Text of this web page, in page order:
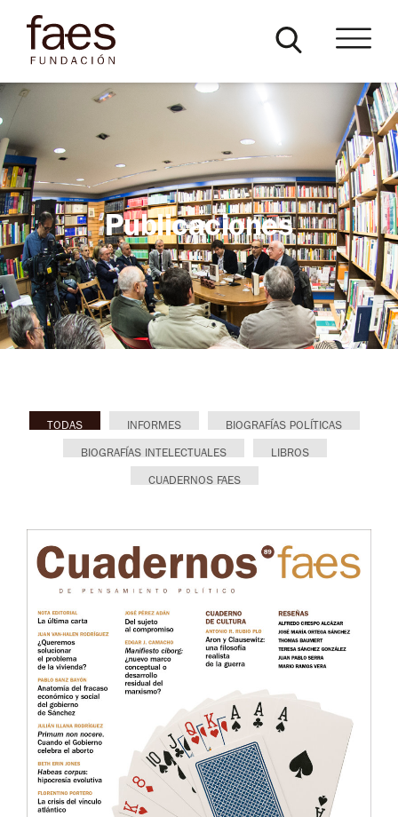
Publicaciones
TODAS INFORMES BIOGRAFÍAS POLÍTICAS
BIOGRAFÍAS INTELECTUALES LIBROS
CUADERNOS FAES